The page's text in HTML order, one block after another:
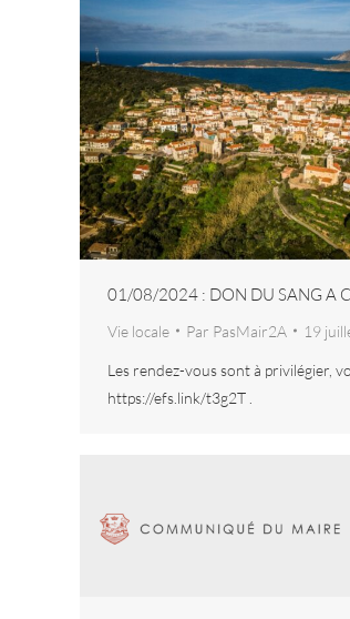
01/08/2024 : DON DU SANG A
Vie locale Par PasMair2A 19
Les rendez-vous sont à privilégier,
https://efs.link/t3g2T .